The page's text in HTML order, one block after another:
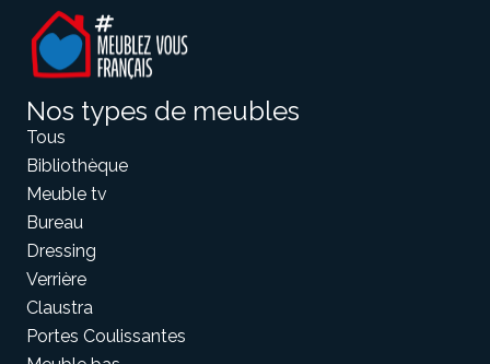
Nos types de meubles
Tous
Bibliothèque
Meuble tv
Bureau
Dressing
Verrière
Claustra
Portes Coulissantes